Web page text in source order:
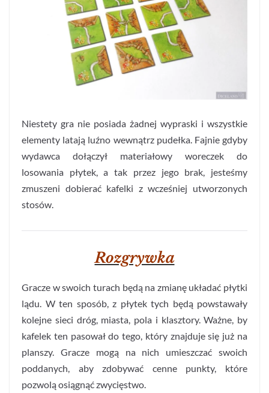
Niestety gra nie posiada żadnej wypraski i wszystkie
elementy latają luźno wewnątrz pudełka. Fajnie gdyby
wydawca dołączył materiałowy woreczek do
losowania płytek, a tak przez jego brak, jesteśmy
zmuszeni dobierać kafelki z wcześniej utworzonych
stosów.
Rozgrywka
Gracze w swoich turach będą na zmianę układać płytki
lądu. W ten sposób, z płytek tych będą powstawały
kolejne sieci dróg, miasta, pola i klasztory. Ważne, by
kafelek ten pasował do tego, który znajduje się już na
planszy. Gracze mogą na nich umieszczać swoich
poddanych, aby zdobywać cenne punkty, które
pozwolą osiągnąć zwycięstwo.